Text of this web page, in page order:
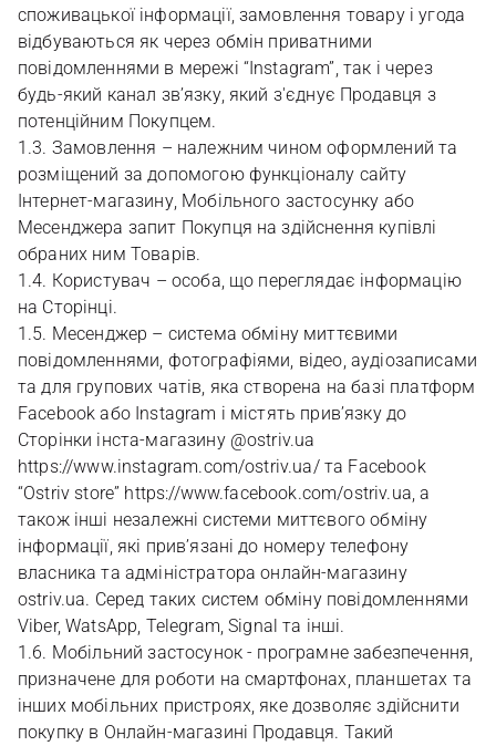
споживацької інформації, замовлення товару і угода
відбуваються як через обмін приватними
повідомленнями в мережі “Instagram”, так і через
будь-який канал зв’язку, який з'єднує Продавця з
потенційним Покупцем.
1.3. Замовлення – належним чином оформлений та
розміщений за допомогою функціоналу сайту
Інтернет-магазину, Мобільного застосунку або
Месенджера запит Покупця на здійснення купівлі
обраних ним Товарів.
1.4. Користувач – особа, що переглядає інформацію
на Сторінці.
1.5. Месенджер – система обміну миттєвими
повідомленнями, фотографіями, відео, аудіозаписами
та для групових чатів, яка створена на базі платформ
Facebook або Instagram і містять прив’язку до
Сторінки інста-магазину @ostriv.ua
https://www.instagram.com/ostriv.ua/ та Facebook
“Ostriv store” https://www.facebook.com/ostriv.ua, а
також інші незалежні системи миттєвого обміну
інформації, які прив’язані до номеру телефону
власника та адміністратора онлайн-магазину
ostriv.ua. Серед таких систем обміну повідомленнями
Viber, WatsApp, Telegram, Signal та інші.
1.6. Мобільний застосунок - програмне забезпечення,
призначене для роботи на смартфонах, планшетах та
інших мобільних пристроях, яке дозволяє здійснити
покупку в Онлайн-магазині Продавця. Такий